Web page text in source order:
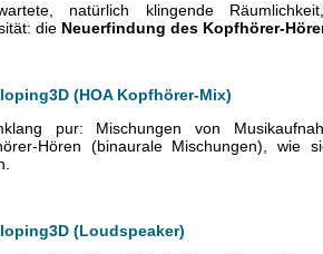
natürlich klingende
die Neuerfindung des Kopfhörer-
(HOA Kopfhörer-Mix)
pur: Mischungen von
Hören (binaurale Mischungen), wie
(Loudspeaker)